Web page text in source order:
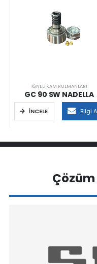
İĞNELI KAM RULMANLARI
GC 90 SW NADELLA
İNCELE Bilgi